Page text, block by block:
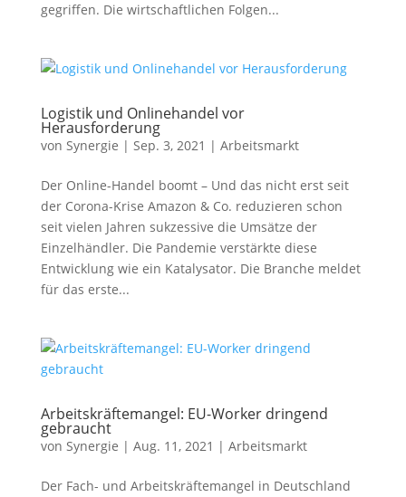
gegriffen. Die wirtschaftlichen Folgen...
Logistik und Onlinehandel vor
Herausforderung
von Synergie | Sep. 3, 2021 | Arbeitsmarkt
Der Online-Handel boomt – Und das nicht erst seit
der Corona-Krise Amazon & Co. reduzieren schon
seit vielen Jahren sukzessive die Umsätze der
Einzelhändler. Die Pandemie verstärkte diese
Entwicklung wie ein Katalysator. Die Branche meldet
für das erste...
Arbeitskräftemangel: EU-Worker dringend
gebraucht
von Synergie | Aug. 11, 2021 | Arbeitsmarkt
Der Fach- und Arbeitskräftemangel in Deutschland